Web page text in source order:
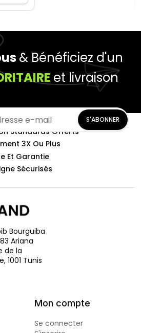
& Bénéficiez d'un
et livraison
S'ABONNER
Standards Offerts
3X Ou Plus
Et Garantie
Sécurisés
Bourguiba
Ariana
de la
1001 Tunis
Mon compte
Se connecter